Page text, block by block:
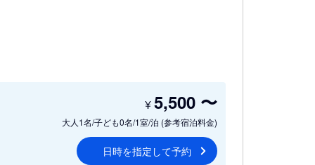
大人1名/子ども0名/1室/泊 (参考宿泊料金)
¥5,500 〜
日時を指定して予約